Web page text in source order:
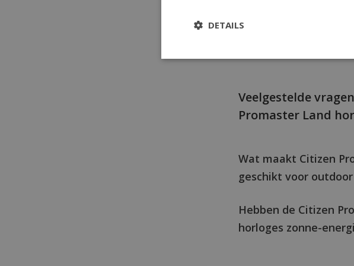
navigeert of de wildernis
Veelgestelde
Promaster Land
Wat maakt Citizen
geschikt voor
Hebben de Citizen
horloges zonne-
DETAILS